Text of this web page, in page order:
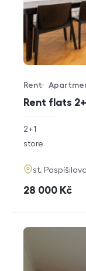
Rent flats
Offer type
Rent
Property type
rozměry
2+1
funkce
store
adresa
st.
cena
28 000 Kč